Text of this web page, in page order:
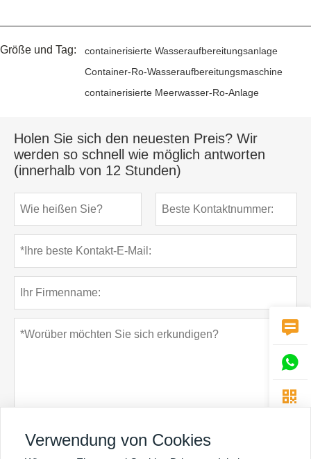
Größe und Tag:
containerisierte Wasseraufbereitungsanlage
Container-Ro-Wasseraufbereitungsmaschine
containerisierte Meerwasser-Ro-Anlage
Holen Sie sich den neuesten Preis? Wir
werden so schnell wie möglich antworten
(innerhalb von 12 Stunden)



Verwendung von Cookies